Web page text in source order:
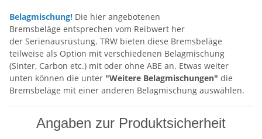
Belagmischung! Die hier angebotenen
Bremsbeläge entsprechen vom Reibwert her
der Serienausrüstung. TRW bieten diese Bremsbeläge
teilweise als Option mit verschiedenen Belagmischung
(Sinter, Carbon etc.) mit oder ohne ABE an. Etwas weiter
unten können die unter "Weitere Belagmischungen" die
Bremsbeläge mit einer anderen Belagmischung auswählen.
Angaben zur Produktsicherheit